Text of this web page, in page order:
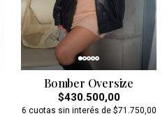
Bomber Oversize
$430.500,00
6 cuotas sin interés de $71.750,00